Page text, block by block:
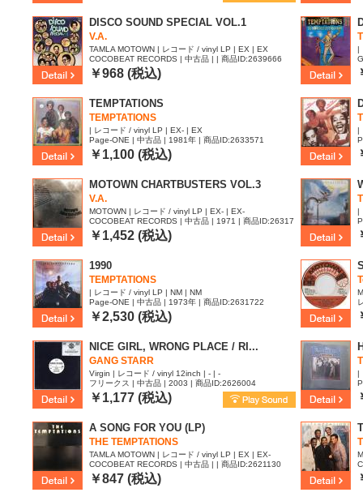
DISCO SOUND SPECIAL VOL.1
V.A.
TAMLA MOTOWN | レコード / vinyl LP | EX | EX
COCOBEAT RECORDS | 中古品 | | 商品ID:2639666
￥968 (税込)
|
TEMPTATIONS
TEMPTATIONS
| レコード / vinyl LP | EX- | EX
Page-ONE | 中古品 | 1981年 | 商品ID:2633571
￥1,100 (税込)
|
MOTOWN CHARTBUSTERS VOL.3
V.A.
MOTOWN | レコード / vinyl LP | EX- | EX-
COCOBEAT RECORDS | 中古品 | 1971 | 商品ID:26317
54
￥1,452 (税込)
|
1990
TEMPTATIONS
| レコード / vinyl LP | NM | NM
Page-ONE | 中古品 | 1973年 | 商品ID:2631722
￥2,530 (税込)
NICE GIRL, WRONG PLACE / RI...
GANG STARR
Virgin | レコード / vinyl 12inch | - | -
フリークス | 中古品 | 2003 | 商品ID:2626004
￥1,177 (税込)
|
A SONG FOR YOU (LP)
THE TEMPTATIONS
TAMLA MOTOWN | レコード / vinyl LP | EX | EX-
COCOBEAT RECORDS | 中古品 | | 商品ID:2621130
￥847 (税込)